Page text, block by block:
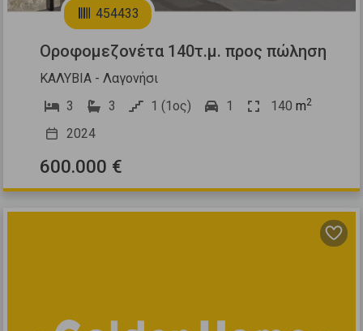
454433
Οροφομεζονέτα 140τ.μ. προς πώληση
ΚΑΛΥΒΙΑ - Λαγονήσι
3
3 1 (1ος) 1 140 m2
2024
600.000 €